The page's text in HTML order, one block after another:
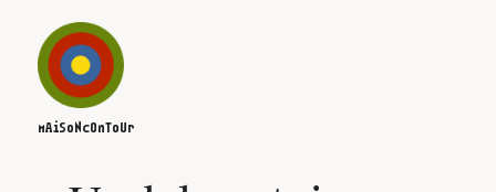
mAiSoNcOnToUr
ACTUALITÉS